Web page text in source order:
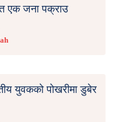
एक जना पक्राउ
युवकको पोखरीमा डुबेर